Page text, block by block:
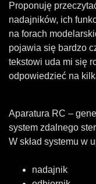
Proponuję
nadajników, ich
na forach
pojawia się bardzo
tekstowi uda mi się
odpowiedzieć na
Aparatura RC –
system zdalnego
W skład systemu w
nadajnik